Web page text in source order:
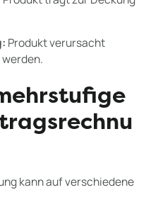
Produkt verursacht
kann auf verschiedene